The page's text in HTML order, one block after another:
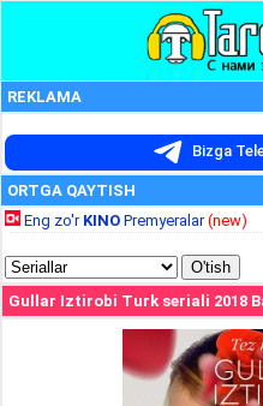
REKLAMA
Bizga
ORTGA QAYTISH
Eng zo'r KINO Premyeralar(new)
Gullar Iztirobi Turk seriali 2018